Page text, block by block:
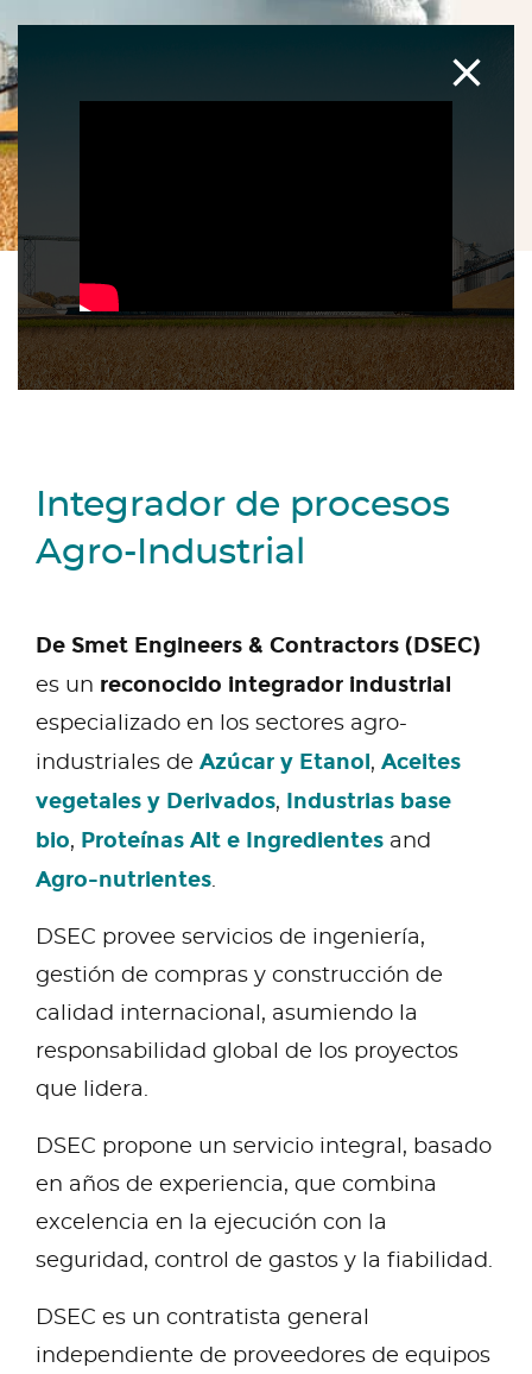
Integrador de procesos
Agro-Industrial
De Smet Engineers & Contractors (DSEC)
es un reconocido integrador industrial
especializado en los sectores agro-
industriales de Azúcar y Etanol, Aceites
vegetales y Derivados, Industrias base
bio, Proteínas Alt e Ingredientes and
Agro-nutrientes.
DSEC provee servicios de ingeniería,
gestión de compras y construcción de
calidad internacional, asumiendo la
responsabilidad global de los proyectos
que lidera.
DSEC propone un servicio integral, basado
en años de experiencia, que combina
excelencia en la ejecución con la
seguridad, control de gastos y la fiabilidad.
DSEC es un contratista general
independiente de proveedores de equipos